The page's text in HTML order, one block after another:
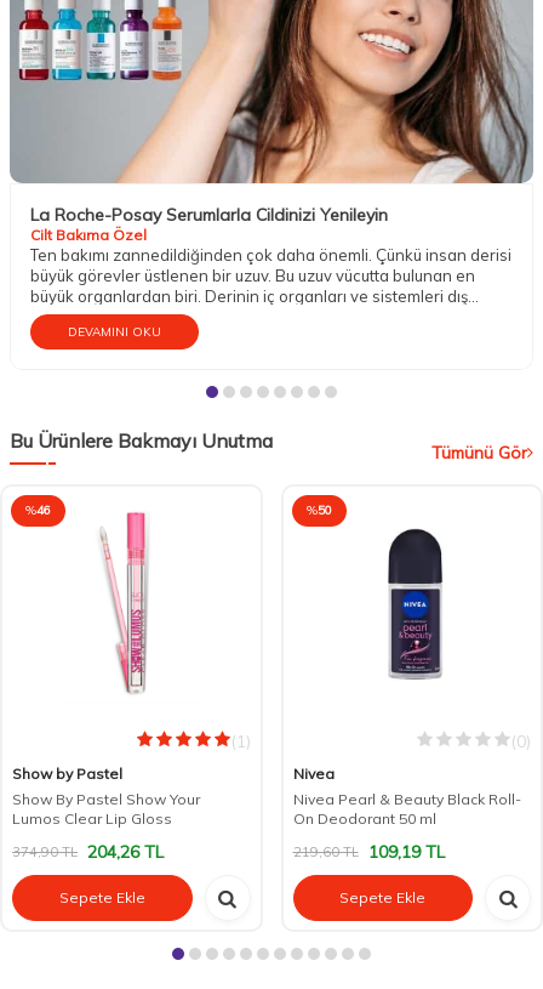
La Roche-Posay Serumlarla Cildinizi Yenileyin
Cilt Bakıma Özel
Ten bakımı zannedildiğinden çok daha önemli. Çünkü insan derisi
büyük görevler üstlenen bir uzuv. Bu uzuv vücutta bulunan en
büyük organlardan biri. Derinin iç organları ve sistemleri dış
etkenlere karşı koruma altına almak gibi mühim bir vazifesi
bulunur. Aynı zamanda temasın gerçekleşmesini; sıcak, soğuk,
bakıma gereksinim duyduğu söylenebilir.
DEVAMINI OKU
Bu Ürünlere Bakmayı Unutma Tümünü Gör
%46
(1)
Show by Pastel
Show By Pastel Show Your
Lumos Clear Lip Gloss
374,90TL 204,26TL
Sepete Ekle
%50
(0)
Nivea
Nivea Pearl & Beauty Black Roll-
On Deodorant 50 ml
219,60TL 109,19TL
Sepete Ekle